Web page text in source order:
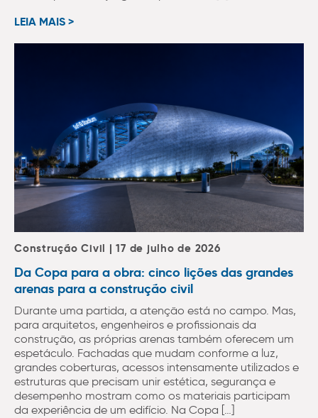
LEIA MAIS >
Construção Civil | 17 de julho de 2026
Da Copa para a obra: cinco lições das grandes
arenas para a construção civil
Durante uma partida, a atenção está no campo. Mas,
para arquitetos, engenheiros e profissionais da
construção, as próprias arenas também oferecem um
espetáculo. Fachadas que mudam conforme a luz,
grandes coberturas, acessos intensamente utilizados e
estruturas que precisam unir estética, segurança e
desempenho mostram como os materiais participam
da experiência de um edifício. Na Copa […]